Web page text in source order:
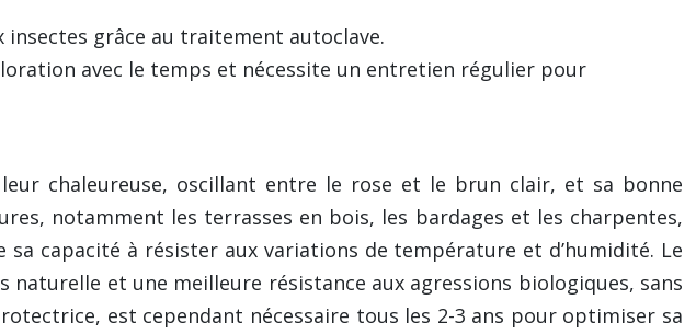
grâce au traitement autoclave.
avec le temps et nécessite un entretien régulier pour
chaleureuse, oscillant entre le rose et le brun clair, et sa bonne
notamment les terrasses en bois, les bardages et les charpentes,
capacité à résister aux variations de température et d’humidité. Le
et une meilleure résistance aux agressions biologiques, sans
est cependant nécessaire tous les 2-3 ans pour optimiser sa